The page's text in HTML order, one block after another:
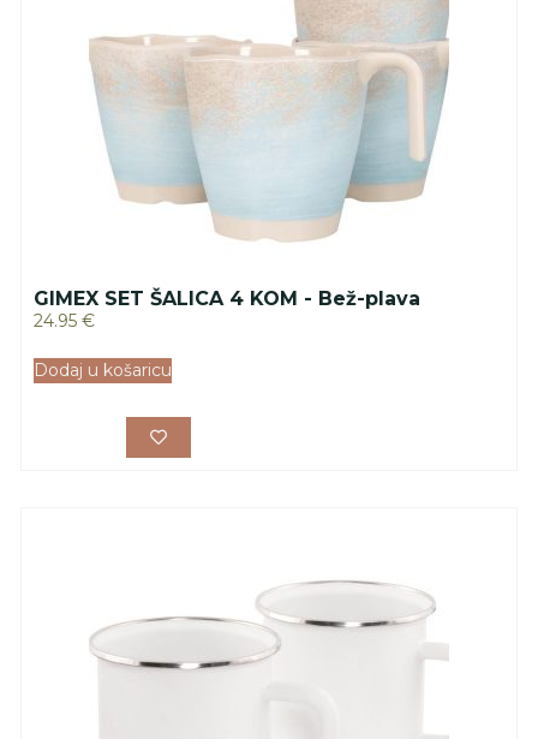
GIMEX SET ŠALICA 4 KOM - Bež-plava
24.95 €
Dodaj u košaricu